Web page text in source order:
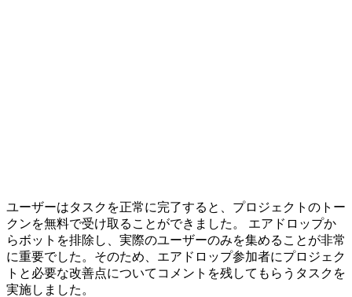
ユーザーはタスクを正常に完了すると、プロジェクトのトー
クンを無料で受け取ることができました。 エアドロップか
らボットを排除し、実際のユーザーのみを集めることが非常
に重要でした。そのため、エアドロップ参加者にプロジェク
トと必要な改善点についてコメントを残してもらうタスクを
実施しました。